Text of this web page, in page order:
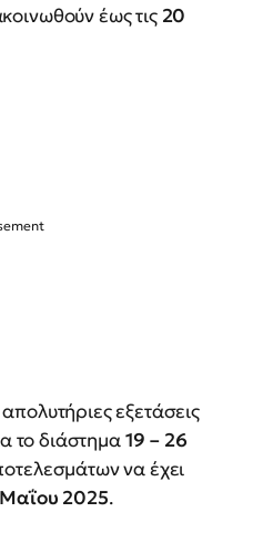
έως τις 20
εξετάσεις
το διάστημα19 – 26
να έχει
2025.